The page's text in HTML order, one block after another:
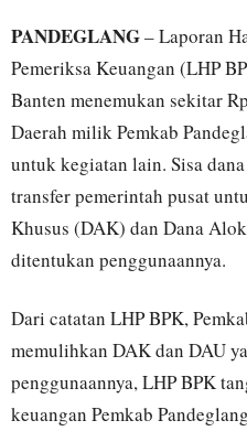
PANDEGLANG– Laporan
Pemeriksa Keuangan (LHP
Banten menemukan sekitar
Daerah milik Pemkab
untuk kegiatan lain. Sisa
transfer pemerintah pusat
Khusus (DAK) dan Dana
ditentukan penggunaannya.
Dari catatan LHP BPK,
memulihkan DAK dan DAU
penggunaannya, LHP BPK
keuangan Pemkab